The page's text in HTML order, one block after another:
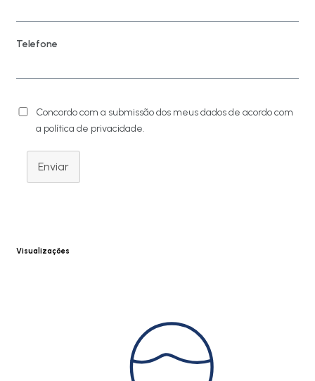
Telefone
Concordo com a submissão dos meus dados de acordo com
a política de privacidade.
Enviar
Visualizações